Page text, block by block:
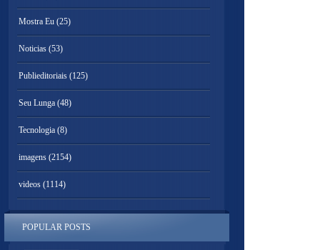
Mostra Eu (25)
Noticias (53)
Publieditoriais (125)
Seu Lunga (48)
Tecnologia (8)
imagens (2154)
videos (1114)
POPULAR POSTS